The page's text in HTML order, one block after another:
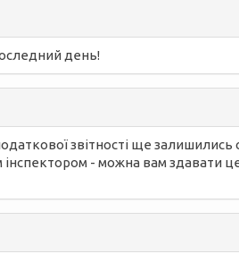
день!
звітності ще залишились
- можна вам здавати